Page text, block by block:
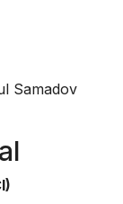
Samadov